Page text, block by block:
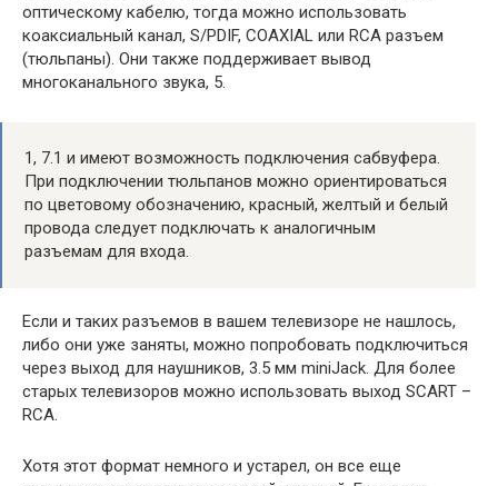
оптическому кабелю, тогда можно использовать
коаксиальный канал, S/PDIF, COAXIAL или RCA разъем
(тюльпаны). Они также поддерживает вывод
многоканального звука, 5.
1, 7.1 и имеют возможность подключения сабвуфера.
При подключении тюльпанов можно ориентироваться
по цветовому обозначению, красный, желтый и белый
провода следует подключать к аналогичным
разъемам для входа.
Если и таких разъемов в вашем телевизоре не нашлось,
либо они уже заняты, можно попробовать подключиться
через выход для наушников, 3.5 мм miniJack. Для более
старых телевизоров можно использовать выход SCART –
RCA.
Хотя этот формат немного и устарел, он все еще